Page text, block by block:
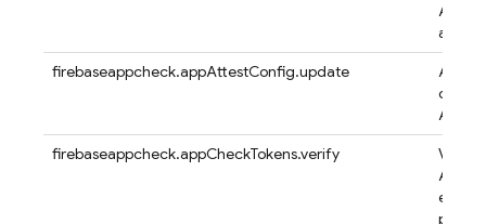
App
app
firebaseappcheck.appAttestConfig.update
Attest
firebaseappcheck.appCheckTokens.verify
App